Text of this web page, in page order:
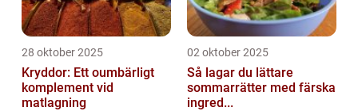
28 oktober 2025
Kryddor: Ett oumbärligt
komplement vid
matlagning
02 oktober 2025
Så lagar du lättare
sommarrätter med färska
ingred...